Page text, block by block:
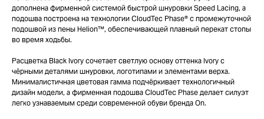
дополнена фирменной системой быстрой шнуровки Speed Lacing, а
подошва построена на технологии CloudTec Phase® с промежуточной
подошвой из пены Helion™, обеспечивающей плавный перекат стопы
во время ходьбы.
Расцветка Black Ivory сочетает светлую основу оттенка Ivory с
чёрными деталями шнуровки, логотипами и элементами верха.
Минималистичная цветовая гамма подчёркивает технологичный
дизайн модели, а фирменная подошва CloudTec Phase делает силуэт
легко узнаваемым среди современной обуви бренда On.